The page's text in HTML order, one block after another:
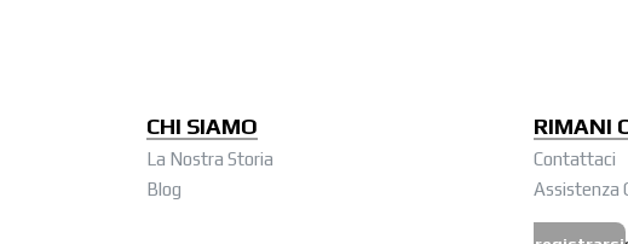
CHI SIAMO
La Nostra Storia
Blog
RIMANI
Contattaci
Assistenza